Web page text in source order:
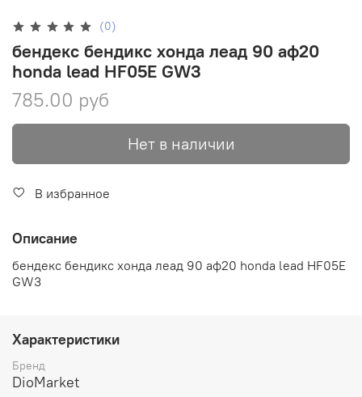
(0)
бендекс бендикс хонда леад 90 аф20
honda lead HF05E GW3
785.00 руб
Нет в наличии
В избранное
Описание
бендекс бендикс хонда леад 90 аф20 honda lead HF05E
GW3
Характеристики
Бренд
DioMarket